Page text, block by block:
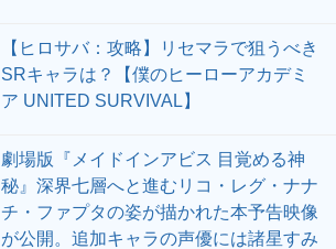
【ヒロサバ：攻略】リセマラで狙うべき
SRキャラは？【僕のヒーローアカデミ
ア UNITED SURVIVAL】
劇場版『メイドインアビス 目覚める神
秘』深界七層へと進むリコ・レグ・ナナ
チ・ファプタの姿が描かれた本予告映像
が公開。追加キャラの声優には諸星すみ